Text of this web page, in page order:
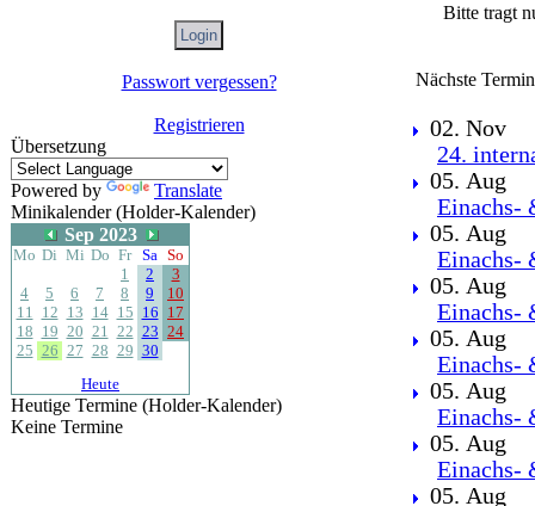
Passwort vergessen?
Registrieren
Übersetzung
Powered by
Translate
Minikalender (Holder-Kalender)
Sep 2023
Mo Di Mi Do Fr Sa So
1
2
3
4
5 6 7 8 9
10
11 12 13 14 15 16 17
18 19 20 21 22 23 24
25 26 27 28 29 30
Heute
Heutige Termine (Holder-Kalender)
Keine Termine
Bitte tragt
Nächste
02. Nov
24.
05. Aug
Einachs-
05. Aug
Einachs-
05. Aug
Einachs-
05. Aug
Einachs-
05. Aug
Einachs-
05. Aug
Einachs-
05. Aug